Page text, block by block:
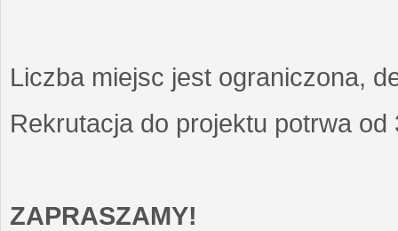
Liczba miejsc jest ograniczona,
Rekrutacja do projektu potrwa
ZAPRASZAMY!